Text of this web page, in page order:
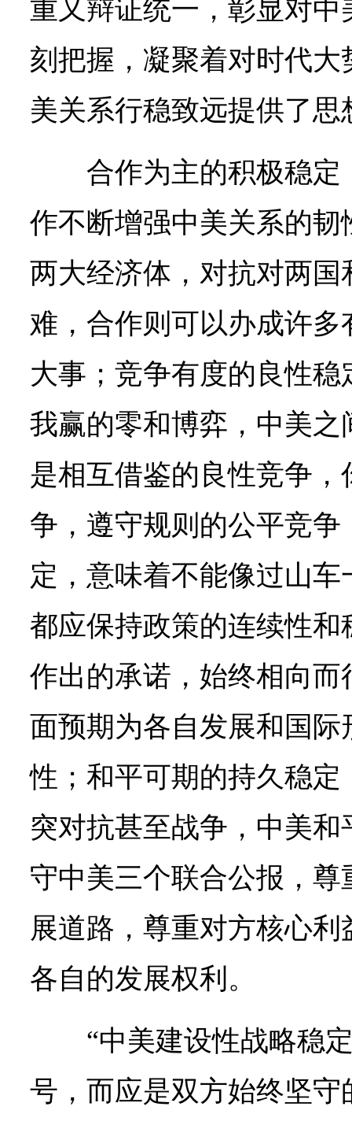
重又辩证统一，彰显对
刻把握，凝聚着对时代
美关系行稳致远提供了
合作为主的积极稳
作不断增强中美关系的
两大经济体，对抗对两
难，合作则可以办成许
大事；竞争有度的良性
我赢的零和博弈，中美
是相互借鉴的良性竞争
争，遵守规则的公平竞
定，意味着不能像过山
都应保持政策的连续性
作出的承诺，始终相向
面预期为各自发展和国
性；和平可期的持久稳
突对抗甚至战争，中美
守中美三个联合公报，
展道路，尊重对方核心
各自的发展权利。
“中美建设性战略稳
号，而应是双方始终坚